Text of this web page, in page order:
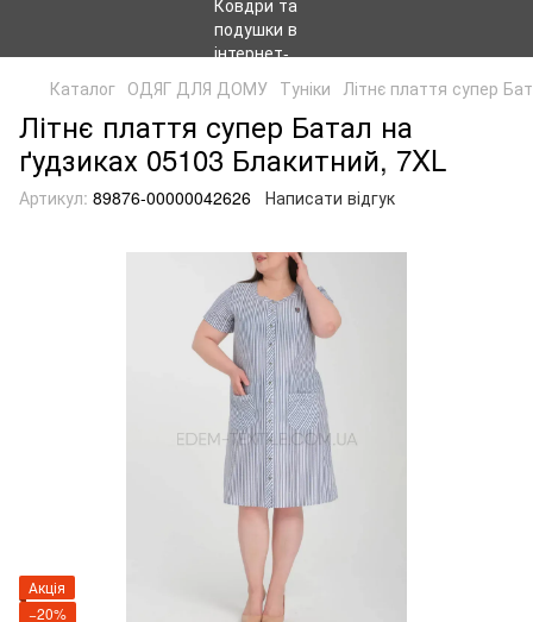
Каталог ОДЯГ ДЛЯ ДОМУ Туніки Літнє плаття супер
Літнє плаття супер Батал на
ґудзиках 05103 Блакитний, 7XL
Артикул: 89876-00000042626 Написати відгук
Акція
−20%